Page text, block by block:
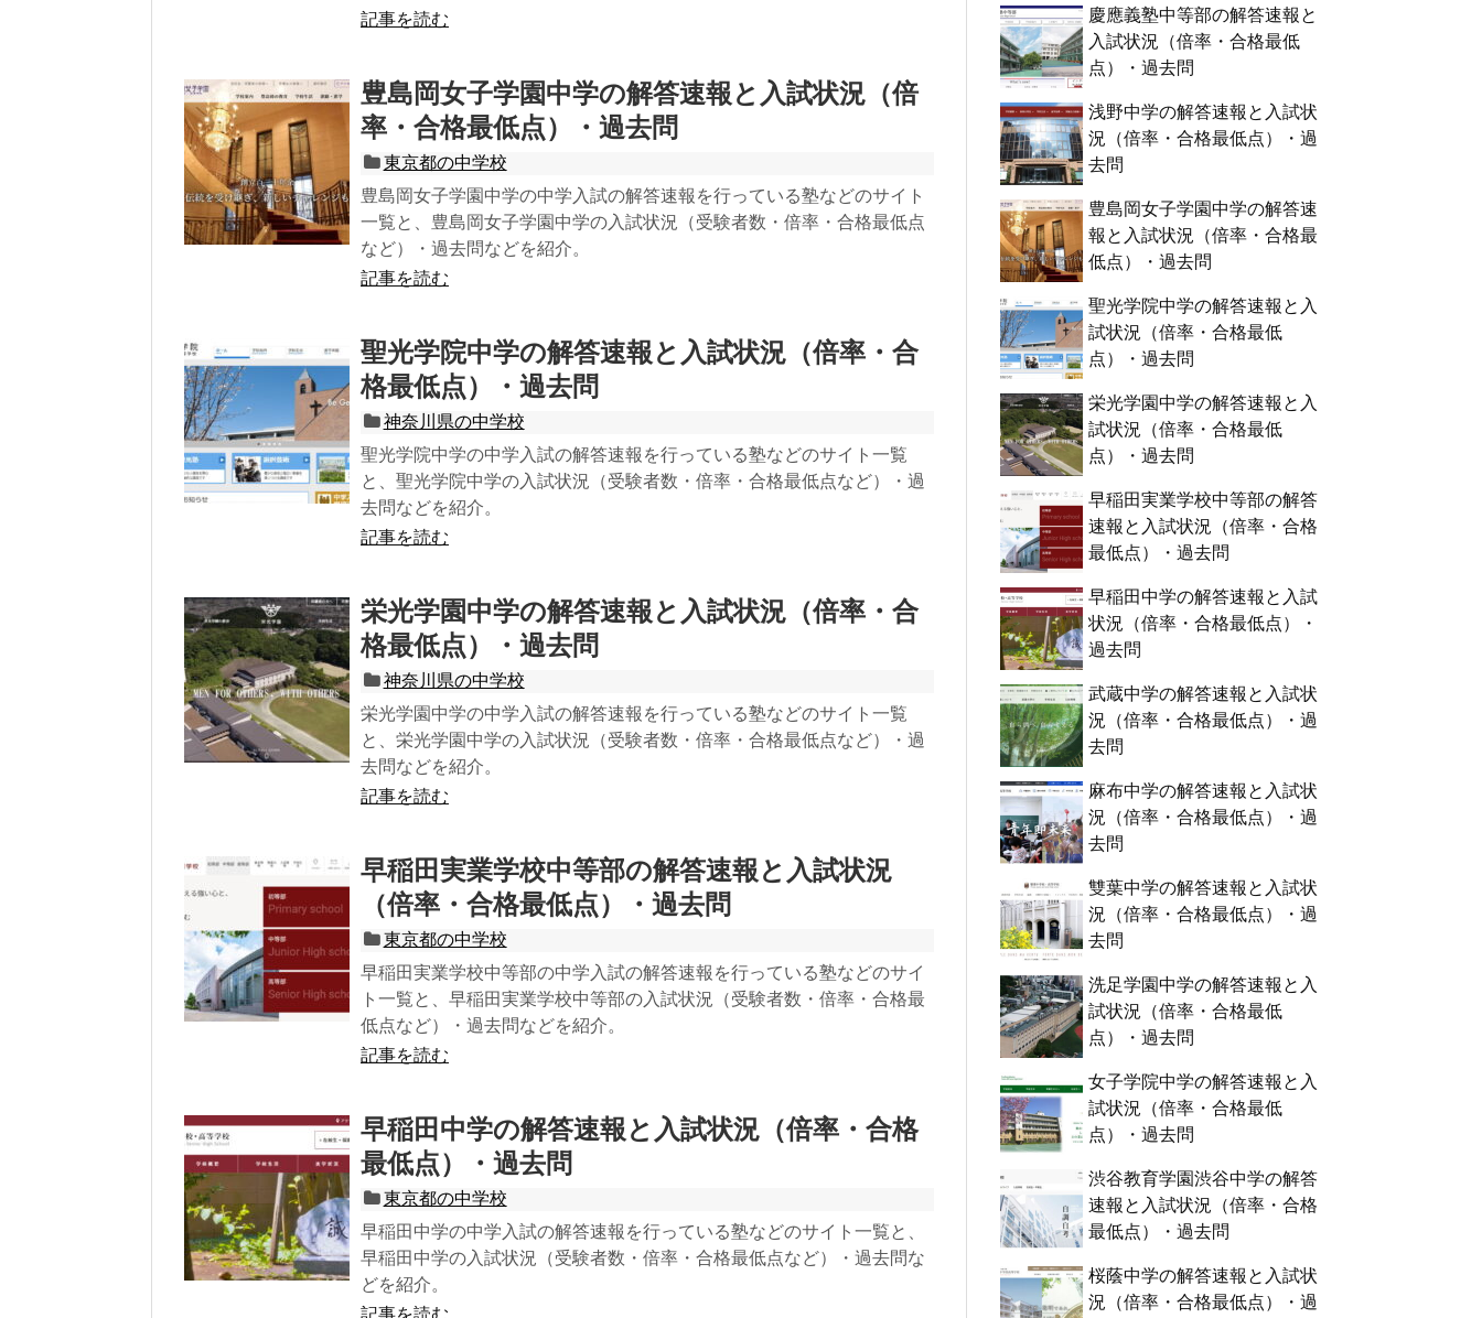
記事を読む
豊島岡女子学園中学の解答速報と入試状況（倍
率・合格最低点）・過去問
東京都の中学校
豊島岡女子学園中学の中学入試の解答速報を行っている塾などのサイト
一覧と、豊島岡女子学園中学の入試状況（受験者数・倍率・合格最低点
など）・過去問などを紹介。
記事を読む
聖光学院中学の解答速報と入試状況（倍率・合
格最低点）・過去問
神奈川県の中学校
聖光学院中学の中学入試の解答速報を行っている塾などのサイト一覧
と、聖光学院中学の入試状況（受験者数・倍率・合格最低点など）・過
去問などを紹介。
記事を読む
栄光学園中学の解答速報と入試状況（倍率・合
格最低点）・過去問
神奈川県の中学校
栄光学園中学の中学入試の解答速報を行っている塾などのサイト一覧
と、栄光学園中学の入試状況（受験者数・倍率・合格最低点など）・過
去問などを紹介。
記事を読む
早稲田実業学校中等部の解答速報と入試状況
（倍率・合格最低点）・過去問
東京都の中学校
早稲田実業学校中等部の中学入試の解答速報を行っている塾などのサイ
ト一覧と、早稲田実業学校中等部の入試状況（受験者数・倍率・合格最
低点など）・過去問などを紹介。
記事を読む
早稲田中学の解答速報と入試状況（倍率・合格
最低点）・過去問
東京都の中学校
早稲田中学の中学入試の解答速報を行っている塾などのサイト一覧と、
早稲田中学の入試状況（受験者数・倍率・合格最低点など）・過去問な
どを紹介。
記事を読む
慶應義塾中等部の解答速報と
入試状況（倍率・合格最低
点）・過去問
浅野中学の解答速報と入試状
況（倍率・合格最低点）・過
去問
豊島岡女子学園中学の解答速
報と入試状況（倍率・合格最
低点）・過去問
聖光学院中学の解答速報と入
試状況（倍率・合格最低
点）・過去問
栄光学園中学の解答速報と入
試状況（倍率・合格最低
点）・過去問
早稲田実業学校中等部の解答
速報と入試状況（倍率・合格
最低点）・過去問
早稲田中学の解答速報と入試
状況（倍率・合格最低点）・
過去問
武蔵中学の解答速報と入試状
況（倍率・合格最低点）・過
去問
麻布中学の解答速報と入試状
況（倍率・合格最低点）・過
去問
雙葉中学の解答速報と入試状
況（倍率・合格最低点）・過
去問
洗足学園中学の解答速報と入
試状況（倍率・合格最低
点）・過去問
女子学院中学の解答速報と入
試状況（倍率・合格最低
点）・過去問
渋谷教育学園渋谷中学の解答
速報と入試状況（倍率・合格
最低点）・過去問
桜蔭中学の解答速報と入試状
況（倍率・合格最低点）・過